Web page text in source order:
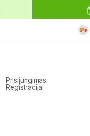
Prisijungimas
Registracija